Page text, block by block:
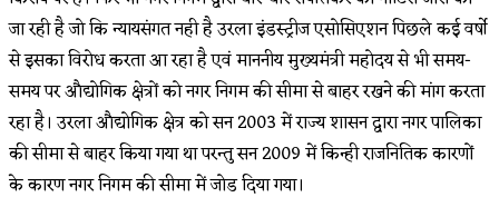
जा रही है जो कि न्यायसंगत नही है उरला इंडस्ट्रीज एसोसिएशन पिछले कई वर्षो
से इसका विरोध करता आ रहा है एवं माननीय मुख्यमंत्री महोदय से भी समय-
समय पर औद्योगिक क्षेत्रों को नगर निगम की सीमा से बाहर रखने की मांग करता
रहा है। उरला औद्योगिक क्षेत्र को सन 2003 में राज्य शासन द्वारा नगर पालिका
की सीमा से बाहर किया गया था परन्तु सन 2009 में किन्ही राजनितिक कारणों
के कारण नगर निगम की सीमा में जोड दिया गया।